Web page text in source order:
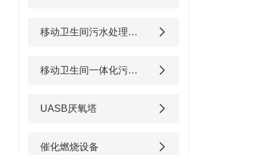
移动卫生间污水处理设备
移动卫生间一体化污水处理设备
UASB厌氧塔
催化燃烧设备